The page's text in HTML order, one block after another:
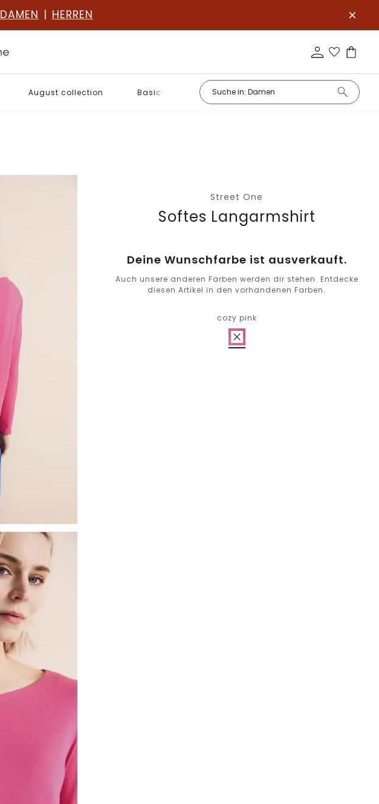
DAMEN | HERREN
August collection Basics
Street One
Softes Langarmshirt
Deine Wunschfarbe ist ausverkauft.
Auch unsere anderen Farben werden dir stehen. Entdecke
diesen Artikel in den vorhandenen Farben.
cozy pink